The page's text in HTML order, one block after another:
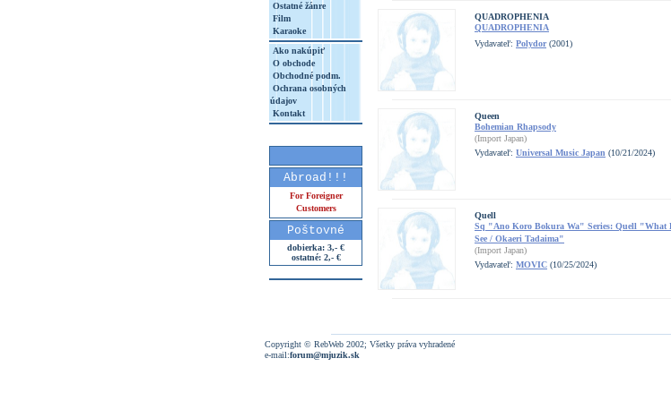
Ostatné žánre
Film
Karaoke
Ako nakúpiť
O obchode
Obchodné podm.
Ochrana osobných
údajov
Kontakt
Abroad!!!
For Foreigner
Customers
Poštovné
dobierka: 3,- €
ostatné: 2,- €
QUADROPHENIA
QUADROPHENIA
Vydavateľ: Polydor(2001)
Queen
Bohemian Rhapsody
(Import Japan)
Vydavateľ: Universal Music Japan (10/21/2024)
Quell
Sq "Ano Koro Bokura Wa" Series: Quell "What
See / Okaeri Tadaima"
(Import Japan)
Vydavateľ: MOVIC (10/25/2024)
Copyright © RebWeb 2002; Všetky práva vyhradené
e-mail:forum@mjuzik.sk